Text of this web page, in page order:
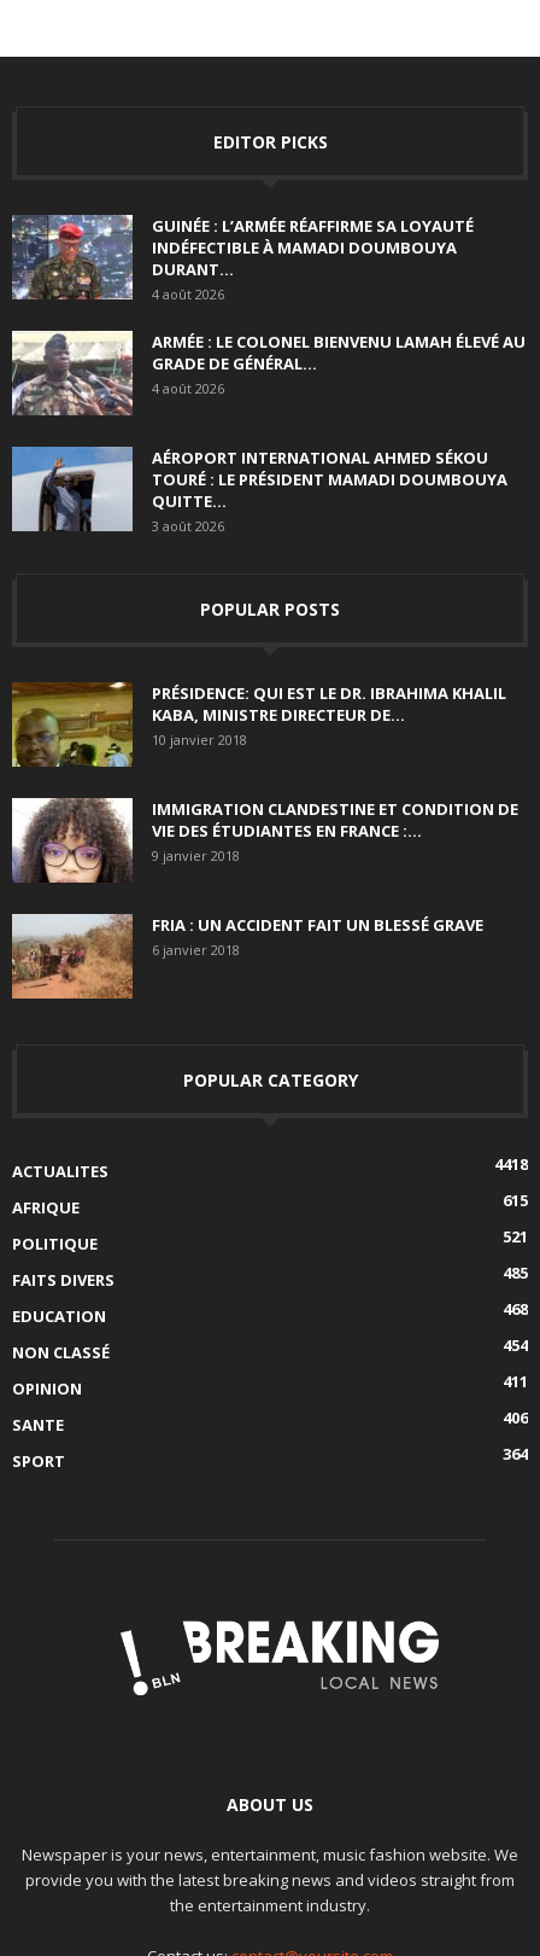
EDITOR PICKS
GUINÉE : L’ARMÉE RÉAFFIRME SA LOYAUTÉ
INDÉFECTIBLE À MAMADI DOUMBOUYA
DURANT...
4 août 2026
ARMÉE : LE COLONEL BIENVENU LAMAH ÉLEVÉ AU
GRADE DE GÉNÉRAL...
4 août 2026
AÉROPORT INTERNATIONAL AHMED SÉKOU
TOURÉ : LE PRÉSIDENT MAMADI DOUMBOUYA
QUITTE...
3 août 2026
POPULAR POSTS
PRÉSIDENCE: QUI EST LE DR. IBRAHIMA KHALIL
KABA, MINISTRE DIRECTEUR DE...
10 janvier 2018
IMMIGRATION CLANDESTINE ET CONDITION DE
VIE DES ÉTUDIANTES EN FRANCE :...
9 janvier 2018
FRIA : UN ACCIDENT FAIT UN BLESSÉ GRAVE
6 janvier 2018
POPULAR CATEGORY
ACTUALITES
4418
AFRIQUE
615
POLITIQUE
521
FAITS DIVERS
485
EDUCATION
468
NON CLASSÉ
454
OPINION
411
SANTE
406
SPORT
364
ABOUT US
Newspaper is your news, entertainment, music fashion website. We
provide you with the latest breaking news and videos straight from
the entertainment industry.